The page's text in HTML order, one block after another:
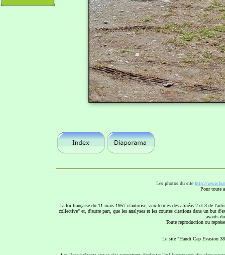
Les photos du site http://
Pour toute
La loi française du 11 mars 1957 n'autorise, aux termes des alinéas 2 et 3 de
collective" et, d'autre part, que les analyses et les courtes citations dans un but
ayants
Toute reproduction ou
Le site "Handi Cap Evasion